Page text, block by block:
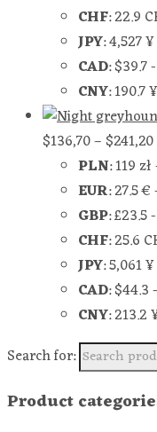
CHF:22.9
JPY:4,527 ¥
CAD:$39.7-
CNY:190.7 ¥
$136,70– $241,20
PLN:119 zł
EUR:27.5 €
GBP:£23.5-
CHF:25.6
JPY:5,061 ¥
CAD:$44.3-
CNY:213.2
Search for:
Product